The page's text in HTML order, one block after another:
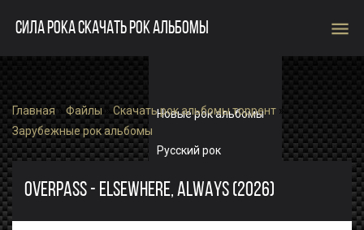
СИЛА РОКА СКАЧАТЬ РОК АЛЬБОМЫ menu
Новые рок альбомы
Русский рок
Зарубежный рок
Single
Главная»Файлы»Скачать рок альбомы торрент »
Зарубежные рок альбомы
OVERPASS - ELSEWHERE, ALWAYS (2026)